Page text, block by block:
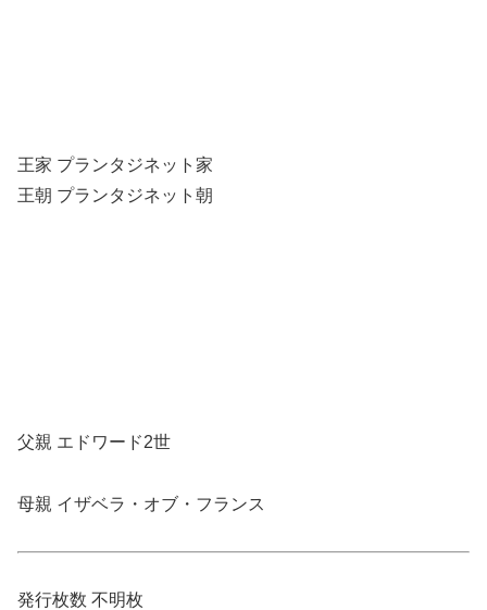
王家 プランタジネット家
王朝 プランタジネット朝
父親 エドワード2世
母親 イザベラ・オブ・フランス
発行枚数 不明枚